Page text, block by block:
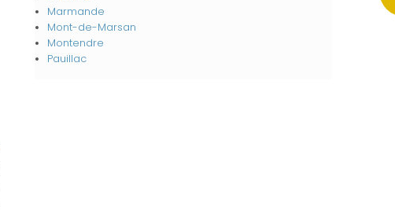
Marmande
Mont-de-Marsan
Montendre
Pauillac